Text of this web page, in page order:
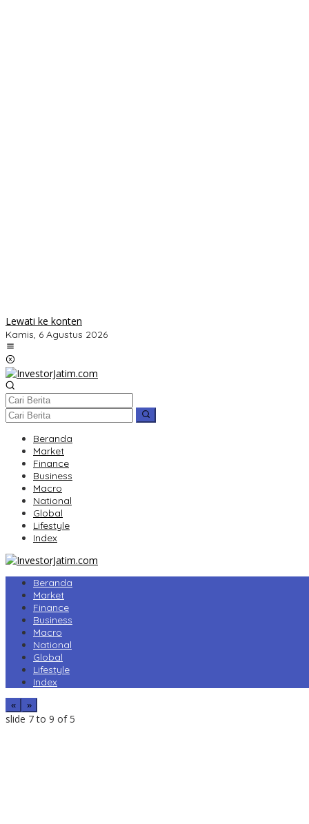
Lewati ke konten
Kamis, 6 Agustus 2026
Beranda
Market
Finance
Business
Macro
National
Global
Lifestyle
Index
Beranda
Market
Finance
Business
Macro
National
Global
Lifestyle
Index
« »
slide 7 to 9 of 5